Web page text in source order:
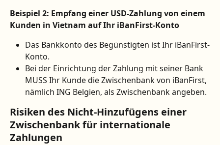
Beispiel 2: Empfang einer USD-Zahlung von einem
Kunden in Vietnam auf Ihr iBanFirst-Konto
Das Bankkonto des Begünstigten ist Ihr iBanFirst-
Konto.
Bei der Einrichtung der Zahlung mit seiner Bank
MUSS Ihr Kunde die Zwischenbank von iBanFirst,
nämlich ING Belgien, als Zwischenbank angeben.
Risiken des Nicht-Hinzufügens einer
Zwischenbank für internationale
Zahlungen